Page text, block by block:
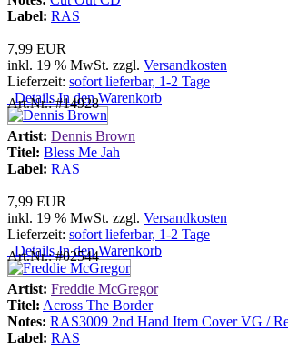
Label: RAS
7,99 EUR
inkl. 19 % MwSt. zzgl. Versandkosten
Lieferzeit: sofort lieferbar, 1-2 Tage
DetailsIn den Warenkorb
Art.Nr.: #14928
Artist: Dennis Brown
Titel: Bless Me Jah
Label: RAS
7,99 EUR
inkl. 19 % MwSt. zzgl. Versandkosten
Lieferzeit: sofort lieferbar, 1-2 Tage
DetailsIn den Warenkorb
Art.Nr.: #02544
Artist: Freddie McGregor
Titel: Across The Border
Notes: RAS3009 2nd Hand Item Cover VG /
Label: RAS